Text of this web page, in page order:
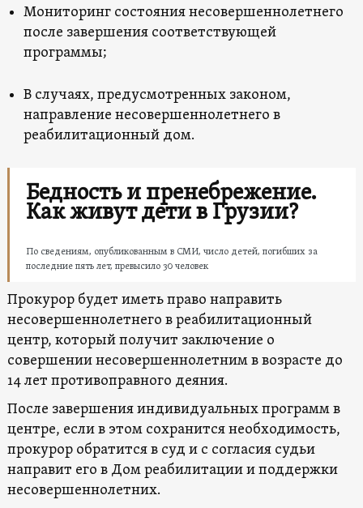
Мониторинг состояния несовершеннолетнего
после завершения соответствующей
программы;
В случаях, предусмотренных законом,
направление несовершеннолетнего в
реабилитационный дом.
Бедность и пренебрежение.
Как живут дети в Грузии?
По сведениям, опубликованным в СМИ, число детей, погибших за
последние пять лет, превысило 30 человек
Прокурор будет иметь право направить
несовершеннолетнего в реабилитационный
центр, который получит заключение о
совершении несовершеннолетним в возрасте до
14 лет противоправного деяния.
После завершения индивидуальных программ в
центре, если в этом сохранится необходимость,
прокурор обратится в суд и с согласия судьи
направит его в Дом реабилитации и поддержки
несовершеннолетних.